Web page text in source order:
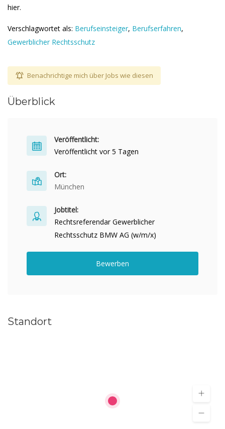
hier.
Verschlagwortet als: Berufseinsteiger, Berufserfahren,
Gewerblicher Rechtsschutz
Benachrichtige mich über Jobs wie diesen
Überblick
Veröffentlicht:
Veröffentlicht vor 5 Tagen
Ort:
München
Jobtitel:
Rechtsreferendar Gewerblicher
Rechtsschutz BMW AG (w/m/x)
Bewerben
Standort